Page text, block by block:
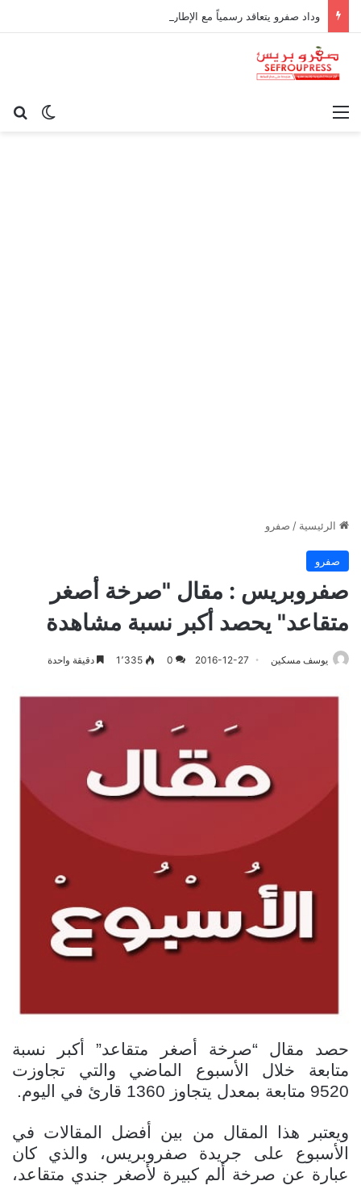
الوضع القائمة
الرئيسية / صفرو
صفرو
صفروبريس : مقال "صرخة أصغر
متقاعد" يحصد أكبر نسبة مشاهدة
يوسف مسكين 2016-12-27
0 1٬335 دقيقة واحدة
حصد مقال “صرخة أصغر متقاعد” أكبر نسبة
متابعة خلال الأسبوع الماضي والتي تجاوزت
9520 متابعة بمعدل يتجاوز 1360 قارئ في اليوم.
ويعتبر هذا المقال من بين أفضل المقالات في
الأسبوع على جريدة صفروبريس، والذي كان
عبارة عن صرخة ألم كبيرة لأصغر جندي متقاعد،